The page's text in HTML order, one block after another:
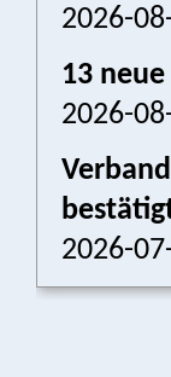
2026-
13
2026-
2026-